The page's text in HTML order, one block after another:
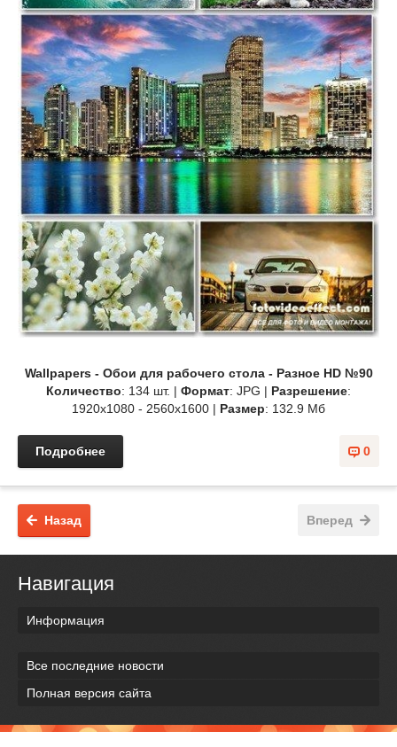
Wallpapers - Обои для рабочего стола - Разное HD №90
Количество: 134 шт. | Формат: JPG | Разрешение:
1920x1080 - 2560x1600 | Размер: 132.9 Мб
0
Подробнее
Вперед
Назад
Навигация
Информация
Все последние новости
Полная версия сайта